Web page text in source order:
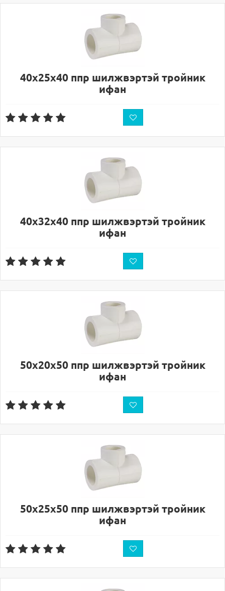
40х25х40 ппр шилжвэртэй тройник
ифан
40х32х40 ппр шилжвэртэй тройник
ифан
50х20х50 ппр шилжвэртэй тройник
ифан
50х25х50 ппр шилжвэртэй тройник
ифан